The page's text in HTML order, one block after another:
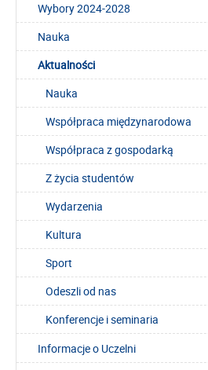
Wybory 2024-2028
Nauka
Aktualności
Nauka
Współpraca międzynarodowa
Współpraca z gospodarką
Z życia studentów
Wydarzenia
Kultura
Sport
Odeszli od nas
Konferencje i seminaria
Informacje o Uczelni